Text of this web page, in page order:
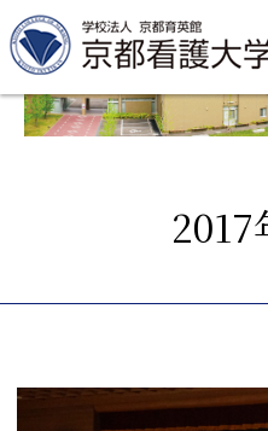
資料請求
看護学部・編入学
to
2017